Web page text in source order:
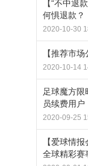
【“不中退
何惧退款？
2020-10-30
【推荐市
2020-10-14
足球魔方
员续费用
2020-09-25
【爱球情
全球精彩赛